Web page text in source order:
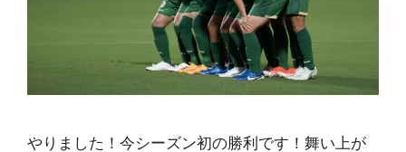
やりました！今シーズン初の勝利です！舞い上が